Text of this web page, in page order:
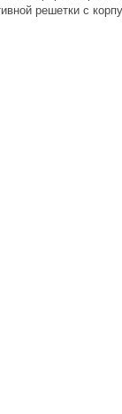
решетки с